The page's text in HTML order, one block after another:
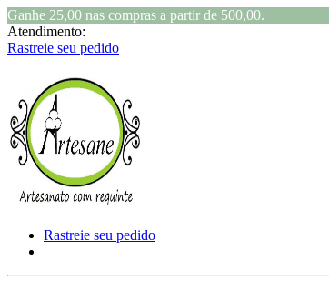
Ganhe 25,00 nas compras a partir de 500,00.
Atendimento:
Rastreie seu pedido
Rastreie seu pedido